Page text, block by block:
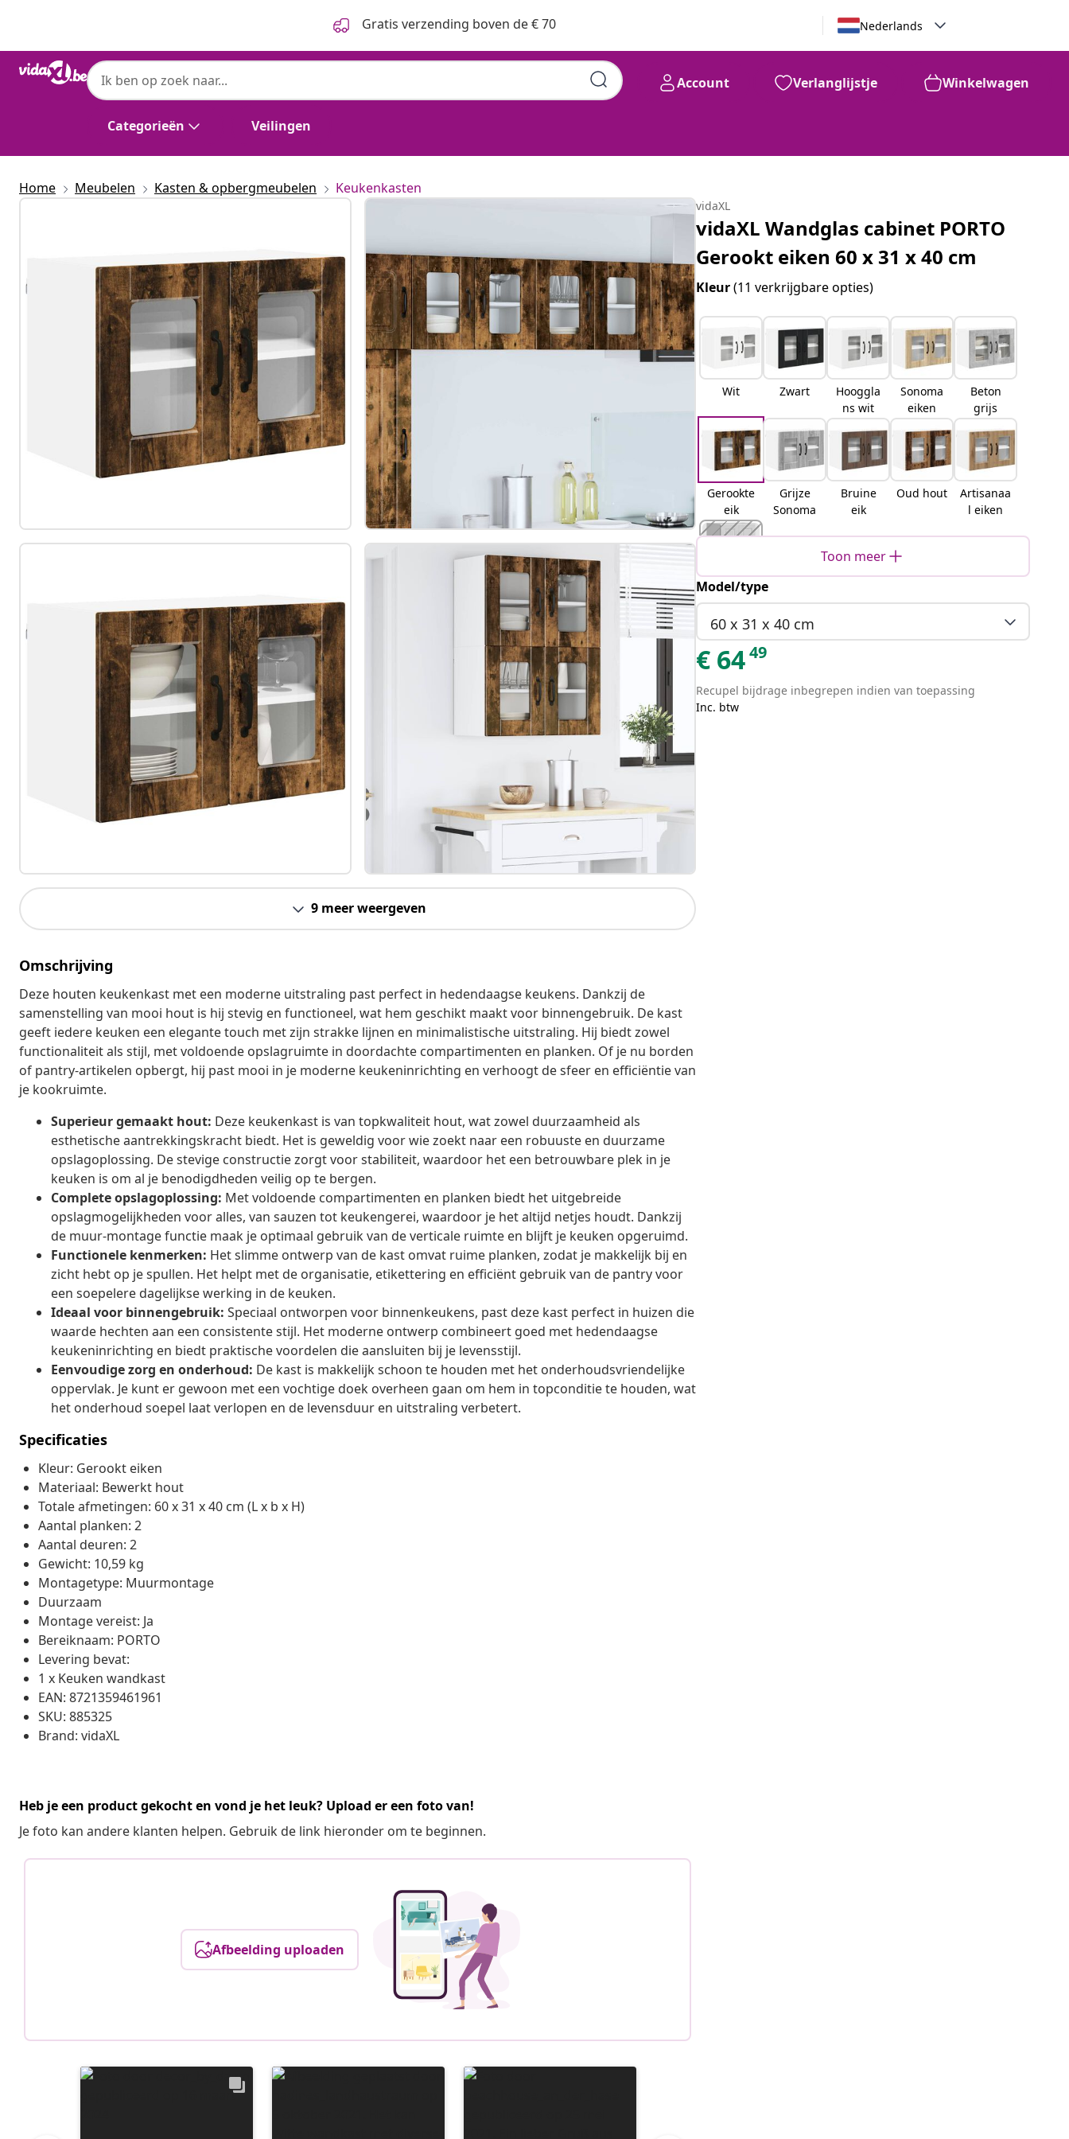
Gratis verzending boven de € 70 Nederlands
Categorieën Veilingen
Account Verlanglijstje Winkelwagen
Home Meubelen Kasten & opbergmeubelen Keukenkasten
9 meer weergeven
Omschrijving
Deze houten keukenkast met een moderne uitstraling past perfect in hedendaagse keukens. Dankzij de
samenstelling van mooi hout is hij stevig en functioneel, wat hem geschikt maakt voor binnengebruik. De kast
geeft iedere keuken een elegante touch met zijn strakke lijnen en minimalistische uitstraling. Hij biedt zowel
functionaliteit als stijl, met voldoende opslagruimte in doordachte compartimenten en planken. Of je nu borden
of pantry-artikelen opbergt, hij past mooi in je moderne keukeninrichting en verhoogt de sfeer en efficiëntie van
je kookruimte.
Superieur gemaakt hout: Deze keukenkast is van topkwaliteit hout, wat zowel duurzaamheid als
esthetische aantrekkingskracht biedt. Het is geweldig voor wie zoekt naar een robuuste en duurzame
opslagoplossing. De stevige constructie zorgt voor stabiliteit, waardoor het een betrouwbare plek in je
keuken is om al je benodigdheden veilig op te bergen.
Complete opslagoplossing: Met voldoende compartimenten en planken biedt het uitgebreide
opslagmogelijkheden voor alles, van sauzen tot keukengerei, waardoor je het altijd netjes houdt. Dankzij
de muur-montage functie maak je optimaal gebruik van de verticale ruimte en blijft je keuken opgeruimd.
Functionele kenmerken: Het slimme ontwerp van de kast omvat ruime planken, zodat je makkelijk bij en
zicht hebt op je spullen. Het helpt met de organisatie, etikettering en efficiënt gebruik van de pantry voor
een soepelere dagelijkse werking in de keuken.
Ideaal voor binnengebruik: Speciaal ontworpen voor binnenkeukens, past deze kast perfect in huizen die
waarde hechten aan een consistente stijl. Het moderne ontwerp combineert goed met hedendaagse
keukeninrichting en biedt praktische voordelen die aansluiten bij je levensstijl.
Eenvoudige zorg en onderhoud: De kast is makkelijk schoon te houden met het onderhoudsvriendelijke
oppervlak. Je kunt er gewoon met een vochtige doek overheen gaan om hem in topconditie te houden, wat
het onderhoud soepel laat verlopen en de levensduur en uitstraling verbetert.
Specificaties
Kleur: Gerookt eiken
Materiaal: Bewerkt hout
Totale afmetingen: 60 x 31 x 40 cm (L x b x H)
Aantal planken: 2
Aantal deuren: 2
Gewicht: 10,59 kg
Montagetype: Muurmontage
Duurzaam
Montage vereist: Ja
Bereiknaam: PORTO
Levering bevat:
1 x Keuken wandkast
EAN: 8721359461961
SKU: 885325
Brand: vidaXL
Heb je een product gekocht en vond je het leuk? Upload er een foto van!
Je foto kan andere klanten helpen. Gebruik de link hieronder om te beginnen.
Afbeelding uploaden
vidaXL
vidaXL Wandglas cabinet PORTO
Gerookt eiken 60 x 31 x 40 cm
Kleur(11 verkrijgbare opties)
Wit Zwart
Hooggla
ns wit
Sonoma
eiken
Beton
grijs
Gerookte
eik
Grijze
Sonoma
Bruine
eik
Oud hout
Artisanaa
l eiken
Zwart
Toon meer
Model/type
60 x 31 x 40 cm
€ 6449
Recupel bijdrage inbegrepen indien van toepassing
Inc. btw